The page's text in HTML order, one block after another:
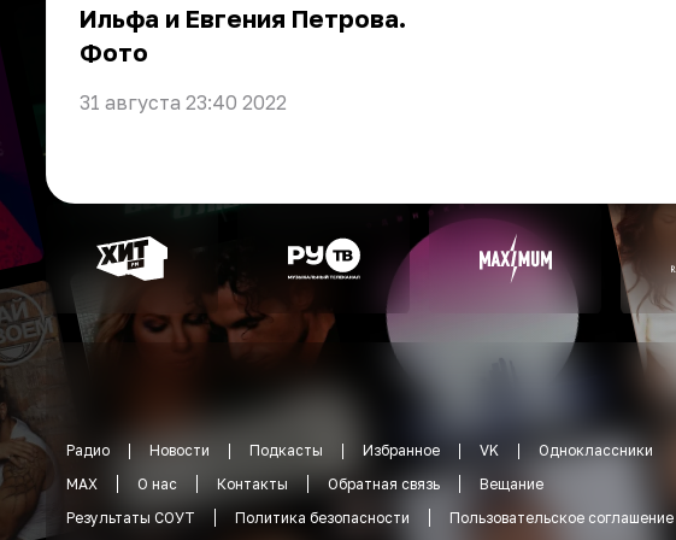
Ильфа и Евгения Петрова.
Фото
31 августа 23:40 2022
Радио Новости Подкасты Избранное VK
Одноклассники
MAX
О нас Контакты Обратная связь
Вещание
Результаты СОУТ
Политика безопасности Пользовательское соглашение